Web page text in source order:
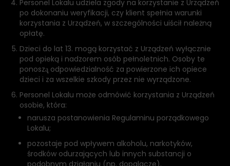
Personel Lokalu udziela zgody na korzystanie z Urządzeń
po dokonaniu weryfikacji, czy klient spełnia warunki
korzystania z Urządzeń, w szczególności uiścił należną
opłatę.
Dzieci do lat 13. mogą korzystać z Urządzeń wyłącznie
pod opieką i nadzorem osób pełnoletnich. Osoby te
ponoszą̨ odpowiedzialność za powierzone ich opiece
dzieci i za wszelkie szkody przez nie wyrządzone.
Personel Lokalu może odmówić korzystania z Urządzeń
osobie, która:
narusza postanowienia Regulaminu porządkowego
Lokalu;
pozostaje pod wpływem alkoholu, narkotyków,
środków odurzających lub innych substancji o
podobnym działaniu (np. dopalacze).